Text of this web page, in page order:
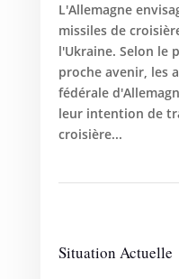
L'Allemagne
missiles de
l'Ukraine. Selon le
proche avenir, les
fédérale
leur intention de
croisière...
Situation Actuelle